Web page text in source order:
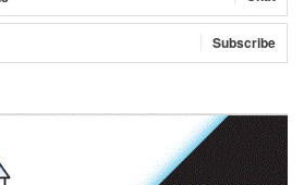
Subscribe